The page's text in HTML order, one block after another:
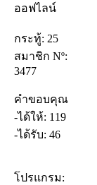
ออฟไลน์
กระทู้: 25
สมาชิก Nº:
3477
คำขอบคุณ
-ได้ให้: 119
-ได้รับ: 46
โปรแกรม: